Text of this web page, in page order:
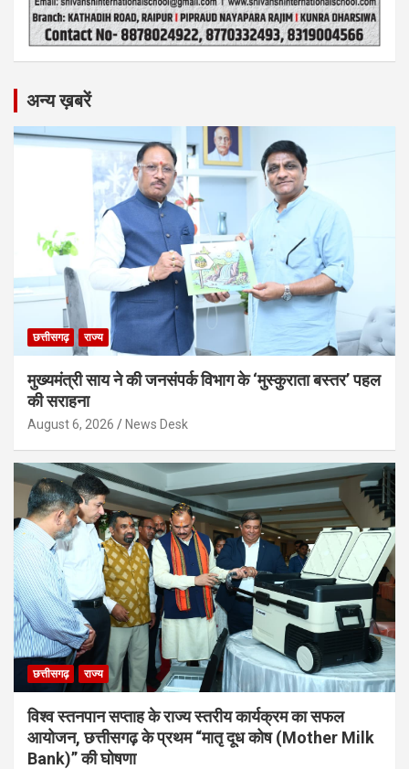
अन्य ख़बरें
छत्तीसगढ़ राज्य
मुख्यमंत्री साय ने की जनसंपर्क विभाग के ‘मुस्कुराता बस्तर’ पहल
की सराहना
August 6, 2026 News Desk
छत्तीसगढ़ राज्य
विश्व स्तनपान सप्ताह के राज्य स्तरीय कार्यक्रम का सफल
आयोजन, छत्तीसगढ़ के प्रथम “मातृ दूध कोष (Mother Milk
Bank)” की घोषणा